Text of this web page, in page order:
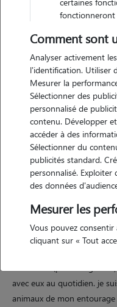
Motivation
amoureuse des animaux
chiens et de chats. je serai
tendresse et respect de
et veille à son bien-être
Expérience
avec eux au quotidien. je
animaux de mon entourage
Comment sont
Analyser activement
l'identification. Utiliser
Mesurer la
Sélectionner des
personnalisé de
contenu. Développer
accéder à des
Sélectionner du
publicités standard.
personnalisé.
des données
Mesurer les
Vous pouvez
cliquant sur « Tout